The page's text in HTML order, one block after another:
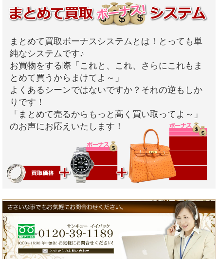
まとめて買取ボーナスシステムとは！とっても単
純なシステムです♪
お買物をする際「これと、これ、さらにこれもま
とめて買うからまけてよ～」
よくあるシーンではないですか？それの逆もしか
りです！
「まとめて売るからもっと高く買い取ってよ～」
のお声にお応えいたします！